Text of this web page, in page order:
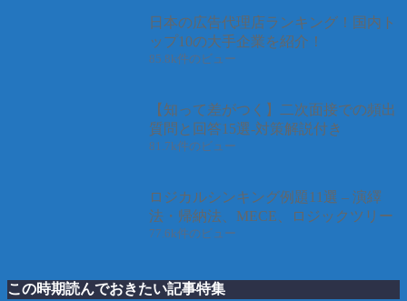
日本の広告代理店ランキング！国内ト
ップ10の大手企業を紹介！
85.8k件のビュー
【知って差がつく】二次面接での頻出
質問と回答15選-対策解説付き
81.7k件のビュー
ロジカルシンキング例題11選 – 演繹
法・帰納法、MECE、ロジックツリー
77.6k件のビュー
この時期読んでおきたい記事特集